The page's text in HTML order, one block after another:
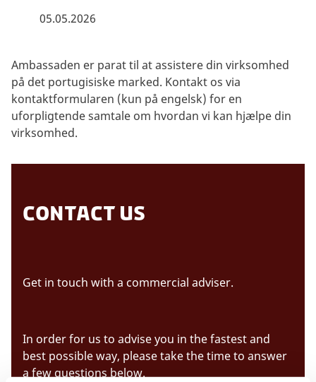
05.05.2026
Ambassaden er parat til at assistere din virksomhed
på det portugisiske marked. Kontakt os via
kontaktformularen (kun på engelsk) for en
uforpligtende samtale om hvordan vi kan hjælpe din
virksomhed.
Contact us
Get in touch with a commercial adviser.
In order for us to advise you in the fastest and
best possible way, please take the time to answer
a few questions below.